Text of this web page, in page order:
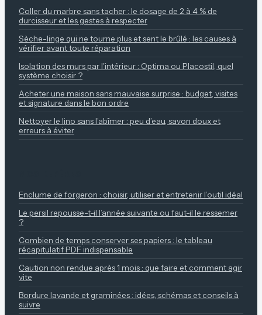
Coller du marbre sans tacher : le dosage de 2 à 4 % de
durcisseur et les gestes à respecter
Sèche-linge qui ne tourne plus et sent le brûlé : les causes à
vérifier avant toute réparation
Isolation des murs par l'intérieur : Optima ou Placostil, quel
système choisir ?
Acheter une maison sans mauvaise surprise : budget, visites
et signature dans le bon ordre
Nettoyer le lino sans l’abîmer : peu d’eau, savon doux et
erreurs à éviter
Enclume de forgeron : choisir, utiliser et entretenir l’outil idéal
Le persil repousse-t-il l’année suivante ou faut-il le ressemer
?
Combien de temps conserver ses papiers : le tableau
récapitulatif PDF indispensable
Caution non rendue après 1 mois : que faire et comment agir
vite
Bordure lavande et graminées : idées, schémas et conseils à
suivre